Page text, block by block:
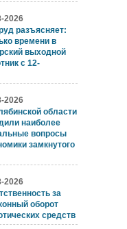
2026
разъясняет:
времени в
выходной
с 12-
2026
области
наиболее
вопросы
замкнутого
2026
за
оборот
средств